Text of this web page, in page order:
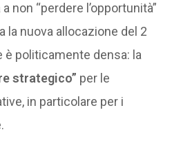
a non “perdere l’opportunità”
la nuova allocazione del 2
è politicamente densa: la
strategico” per le
in particolare per i